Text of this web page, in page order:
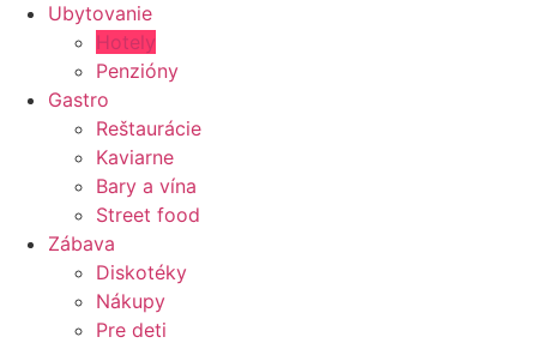
Ubytovanie
Hotely
Penzióny
Gastro
Reštaurácie
Kaviarne
Bary a vína
Street food
Zábava
Diskotéky
Nákupy
Pre deti